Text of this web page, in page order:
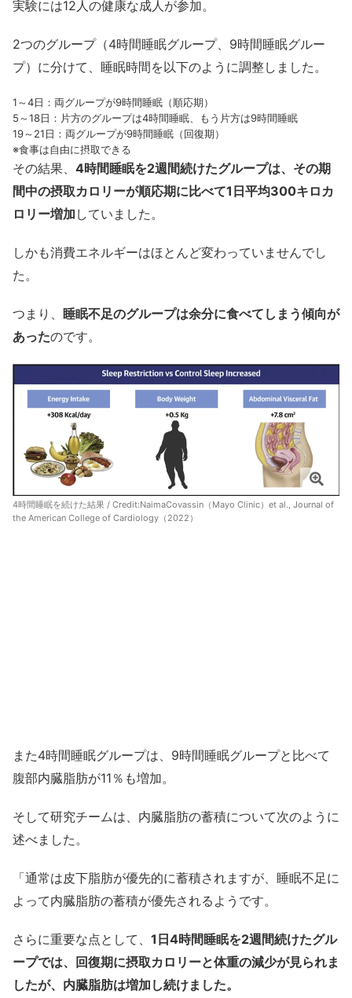
実験には12人の健康な成人が参加。
2つのグループ（4時間睡眠グループ、9時間睡眠グルー
プ）に分けて、睡眠時間を以下のように調整しました。
1～4日：両グループが9時間睡眠（順応期）
5～18日：片方のグループは4時間睡眠、もう片方は9時間睡眠
19～21日：両グループが9時間睡眠（回復期）
※食事は自由に摂取できる
その結果、 4時間睡眠を2週間続けたグループは、その期
間中の摂取カロリーが順応期に比べて1日平均300キロカ
ロリー増加 していました。
しかも消費エネルギーはほとんど変わっていませんでし
た。
つまり、 睡眠不足のグループは余分に食べてしまう傾向が
あったのです。
4時間睡眠を続けた結果 / Credit:NaimaCovassin（Mayo Clinic）et al., Journal of
the American College of Cardiology（2022）
また4時間睡眠グループは、9時間睡眠グループと比べて
腹部内臓脂肪が11％も増加。
そして研究チームは、内臓脂肪の蓄積について次のように
述べました。
「通常は皮下脂肪が優先的に蓄積されますが、睡眠不足に
よって内臓脂肪の蓄積が優先されるようです。
さらに重要な点として、 1日4時間睡眠を2週間続けたグル
ープでは、回復期に摂取カロリーと体重の減少が見られま
したが、内臓脂肪は増加し続けました。